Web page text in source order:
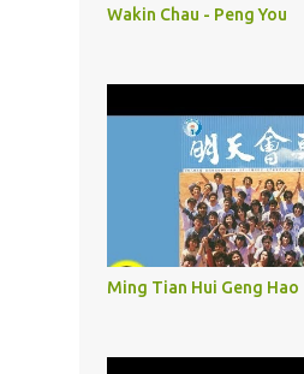
Wakin Chau - Peng You
Ming Tian Hui Geng Hao